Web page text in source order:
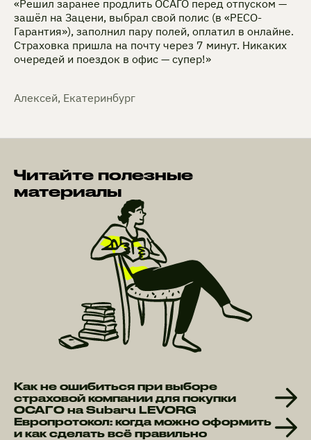
«Решил заранее продлить ОСАГО перед отпуском —
зашёл на Зацени, выбрал свой полис (в «РЕСО-
Гарантия»), заполнил пару полей, оплатил в онлайне.
Страховка пришла на почту через 7 минут. Никаких
очередей и поездок в офис — супер!»
Алексей, Екатеринбург
Читайте полезные
материалы
Как не ошибиться при выборе
страховой компании для покупки
ОСАГО на Subaru LEVORG
Европротокол: когда можно оформить
и как сделать всё правильно